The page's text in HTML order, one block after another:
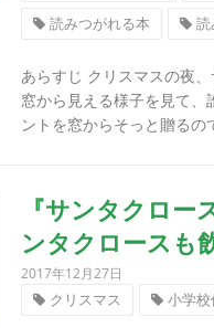
読みつがれる本
読
あらすじ クリスマスの夜
窓から見える様子を見て
ントを窓からそっと贈るの
『サンタクロ
ンタクロースも
2017年12月27日
クリスマス 小学校